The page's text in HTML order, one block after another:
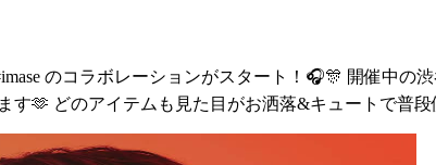
のコラボレーションがスタート！🎧🎊 開催中
す🫶 どのアイテムも見た目がお洒落&キュートで普段